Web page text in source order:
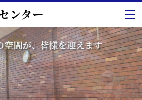
ンター
三郷町文化センターへ
空間が、皆様を迎えます